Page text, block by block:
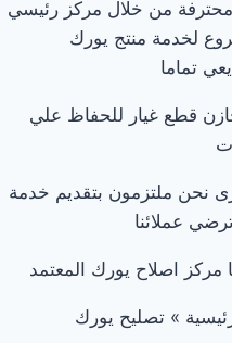
من خلال مركز رئيسي
لخدمة منتج يورك
تماما
قطع غيار للحفاظ علي
نحن ملتزمون بتقديم خدمة
عملائنا
اصلاح يورك المعتمد
» تصليح يورك